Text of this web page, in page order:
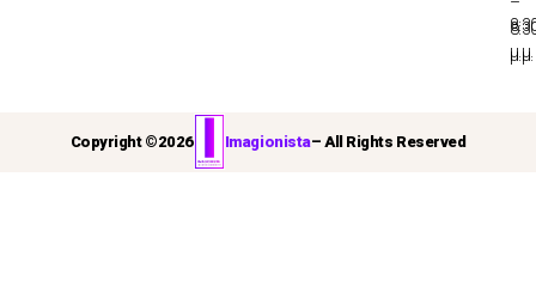
μ.μ.
μ.μ.
Copyright ©2026 Imagionista– All Rights Reserved